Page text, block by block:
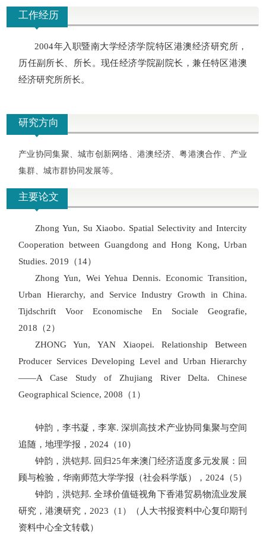
工作经历
2004年入职暨南大学经济学院特区港澳经济研究所，
历任副所长、所长。现任经济学院副院长，兼任特区港澳
经济研究所所长。
研究方向
产业协同集聚、城市创新网络、港澳经济、粤港澳合作、产业
集群、城市群协同发展等。
主要论文
Zhong Yun, Su Xiaobo. Spatial Selectivity and Intercity
Cooperation between Guangdong and Hong Kong, Urban
Studies. 2019 （14）
Zhong Yun, Wei Yehua Dennis. Economic Transition,
Urban Hierarchy, and Service Industry Growth in China.
Tijdschrift Voor Economische En Sociale Geografie,
2018 （2）
ZHONG Yun, YAN Xiaopei. Relationship Between
Producer Services Developing Level and Urban Hierarchy
——A Case Study of Zhujiang River Delta. Chinese
Geographical Science, 2008 （1 ）
钟韵，李书凝，李寒. 深圳高技术产业协同集聚与空间
追随，地理学报， 2024 （10）
钟韵，洪铠邦. 回归25年来澳门经济适度多元发展：回
顾与检验，华南师范大学学报（社会科学版）， 2024 （5）
钟韵，洪铠邦.全球价值链视角下香港贸易物流业发展
研究，港澳研究 ， 2023 （1 ）
（人大书报资料中心复印期刊
资料中心全文转载）